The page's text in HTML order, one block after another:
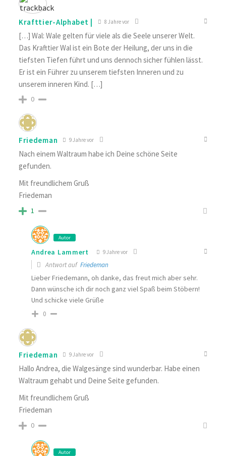
Krafttier-Alphabet | 8 Jahre vor
[…] Wal: Wale gelten für viele als die Seele unserer Welt.
Das Krafttier Wal ist ein Bote der Heilung, der uns in die
tiefsten Tiefen führt und uns dennoch sicher fühlen lässt.
Er ist ein Führer zu unserem tiefsten Inneren und zu
unserem inneren Kind. […]
0
Friedeman 9 Jahre vor
Nach einem Waltraum habe ich Deine schöne Seite
gefunden.
Mit freundlichem Gruß
Friedeman
1
Autor
Andrea Lammert 9 Jahre vor
Antwort auf Friedeman
Lieber Friedemann, oh danke, das freut mich aber sehr.
Dann wünsche ich dir noch ganz viel Spaß beim Stöbern!
Und schicke viele Grüße
0
Friedeman 9 Jahre vor
Hallo Andrea, die Walgesänge sind wunderbar. Habe einen
Waltraum gehabt und Deine Seite gefunden.
Mit freundlichem Gruß
Friedeman
0
Autor